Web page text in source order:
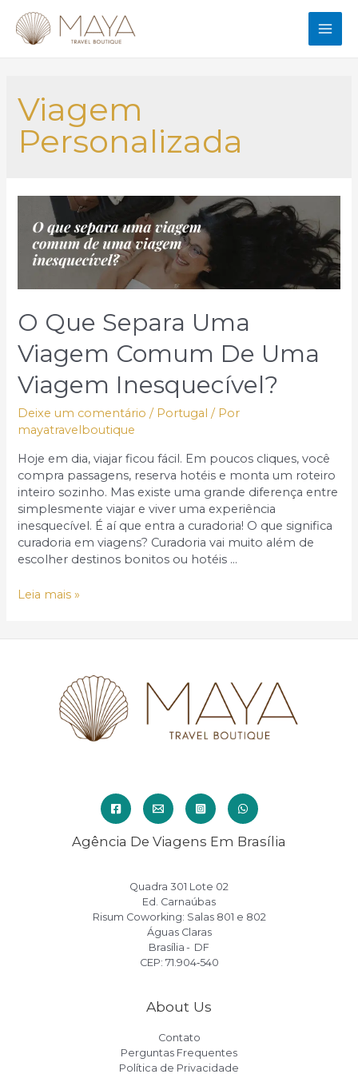
para
Viagem
Personalizada
O Que Separa Uma
Viagem Comum De Uma
Viagem Inesquecível?
Deixe um comentário / Portugal / Por
mayatravelboutique
Hoje em dia, viajar ficou fácil. Em poucos cliques, você
compra passagens, reserva hotéis e monta um roteiro
inteiro sozinho. Mas existe uma grande diferença entre
simplesmente viajar e viver uma experiência
inesquecível. É aí que entra a curadoria! O que significa
curadoria em viagens? Curadoria vai muito além de
escolher destinos bonitos ou hotéis …
O
uma
inesquecível?
Leia mais »
Agência De Viagens Em Brasília
Quadra 301 Lote 02
Ed. Carnaúbas
Risum Coworking: Salas 801 e 802
Águas Claras
Brasília - DF
CEP: 71.904‑540
About Us
Contato
Perguntas Frequentes
Política de Privacidade